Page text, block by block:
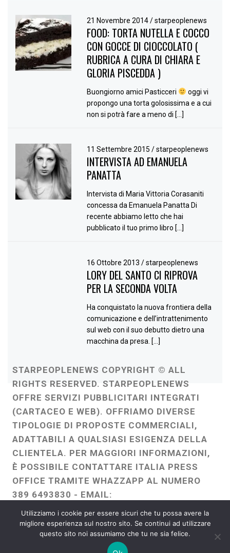
21 Novembre 2014/ starpeoplenews
FOOD: TORTA NUTELLA E COCCO
CON GOCCE DI CIOCCOLATO (
RUBRICA A CURA DI CHIARA E
GLORIA PISCEDDA )
Buongiorno amici Pasticceri
oggi vi
propongo una torta golosissima e a cui
non si potrà fare a meno di […]
11 Settembre 2015/ starpeoplenews
INTERVISTA AD EMANUELA
PANATTA
Intervista di Maria Vittoria Corasaniti
concessa da Emanuela Panatta Di
recente abbiamo letto che hai
pubblicato il tuo primo libro […]
16 Ottobre 2013/ starpeoplenews
LORY DEL SANTO CI RIPROVA
PER LA SECONDA VOLTA
Ha conquistato la nuova frontiera della
comunicazione e dell’intrattenimento
sul web con il suo debutto dietro una
macchina da presa. […]
STARPEOPLENEWS COPYRIGHT © ALL
RIGHTS RESERVED. STARPEOPLENEWS
OFFRE SERVIZI PUBBLICITARI INTEGRATI
(CARTACEO E WEB). OFFRIAMO DIVERSE
TIPOLOGIE DI PROPOSTE COMMERCIALI,
ADATTABILI A QUALSIASI ESIGENZA DELLA
CLIENTELA. PER MAGGIORI INFORMAZIONI,
È POSSIBILE CONTATTARE ITALIA PRESS
OFFICE TRAMITE WHAZZAPP AL NUMERO
389 6493830 - EMAIL:
ITALIAPRESSOFFICE@GMAIL.COM
WEBMASTER :FRANCESCO GENTILE
FREELANCE
Utilizziamo i cookie per essere sicuri che tu possa avere la
migliore esperienza sul nostro sito. Se continui ad utilizzare
questo sito noi assumiamo che tu ne sia felice.